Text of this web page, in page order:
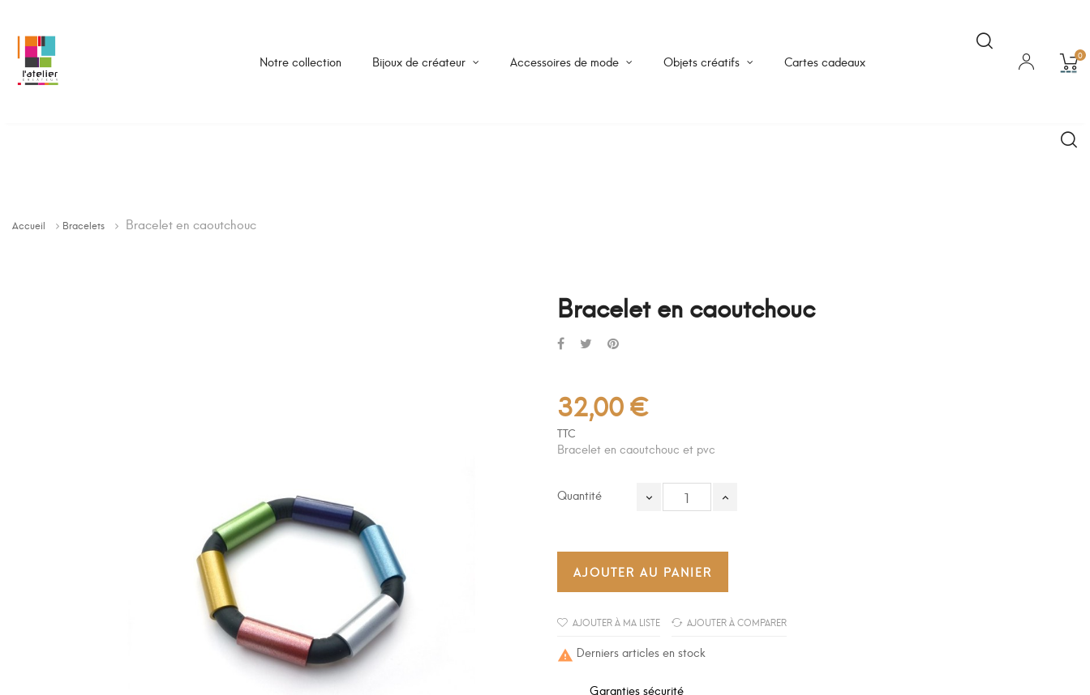
Notre collection Bijoux de créateur Accessoires de mode Objets créatifs Cartes cadeaux 0
Accueil Bracelets Bracelet en caoutchouc
Bracelet en caoutchouc
32,00 €
TTC
Bracelet en caoutchouc et pvc
Quantité
AJOUTER AU PANIER
AJOUTER À MA LISTE AJOUTER À COMPARER
 Derniers articles en stock
Garanties sécurité